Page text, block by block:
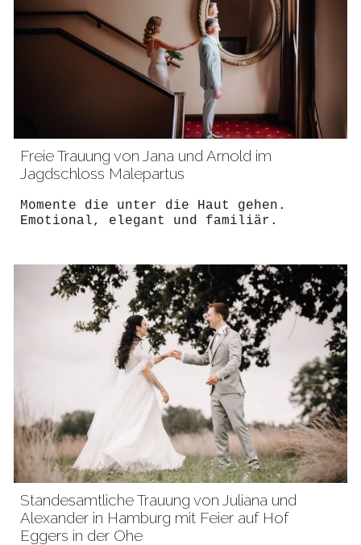
Freie Trauung vonJana und Arnold im
Jagdschloss Malepartus
Momente die unter die Haut gehen.
Emotional, elegant und familiär.
StandesamtlicheTrauung von Juliana und
Alexander in Hamburg mit Feier auf Hof
Eggers in der Ohe